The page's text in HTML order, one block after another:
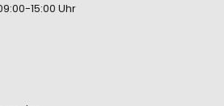
15:00 Uhr